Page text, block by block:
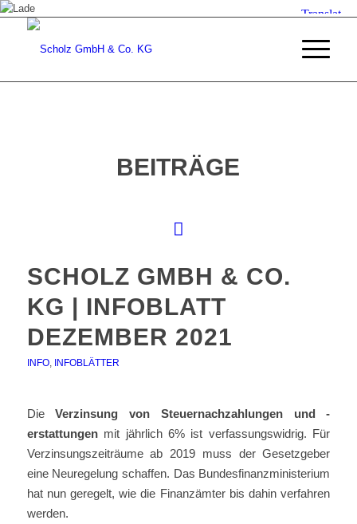
BEITRÄGE
SCHOLZ GMBH & CO.
KG | INFOBLATT
DEZEMBER 2021
INFO, INFOBLÄTTER
DieVerzinsung von Steuernachzahlungen und -
erstattungenmit jährlich 6% ist verfassungswidrig. Für
Verzinsungszeiträume ab 2019 muss der Gesetzgeber
eine Neuregelung schaffen. Das Bundesfinanzministerium
hat nun geregelt, wie die Finanzämter bis dahin verfahren
werden.